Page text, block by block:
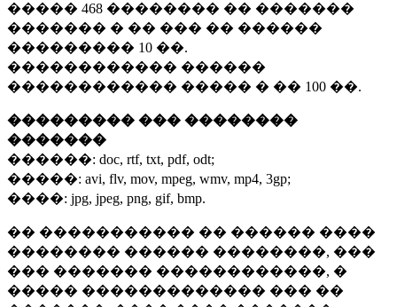
����� 468 �������� �� �������
������� � �� ��� �� ������
��������� 10 ��.
������������ ������
������������ ����� � �� 100 ��.
��������� ��� ��������
�������
������: doc, rtf, txt, pdf, odt;
�����: avi, flv, mov, mpeg, wmv, mp4, 3gp;
����: jpg, jpeg, png, gif, bmp.
�� ����������� �� ������ ����
�������� ������ ��������, ���
��� ������� ������������, �
����� ������������� ��� ��